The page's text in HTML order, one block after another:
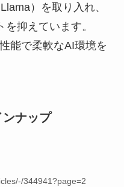
）を取り入れ、
抑えています。
能で柔軟なAI環境を
ナップ
344941?page=2